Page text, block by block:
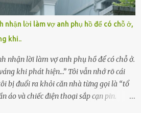
ruột của họ – Trần Lệ Mi – vẫn đang
không hay biết chuyện gì xảy ra.
một nữ cảnh sát công tác tại địa phương,
bé bị đưa đi trong lặng lẽ. Nét mặt đỏ
...
nhận lời làm vợ anh phụ hồ để có chỗ ở,
khi..
nhận lời làm vợ anh phụ hồ để có chỗ ở.
khi phát hiện…” Tôi vẫn nhớ rõ cái
bị đuổi ra khỏi căn nhà từng gọi là “tổ
áo và chiếc điện thoại sắp cạn pin.